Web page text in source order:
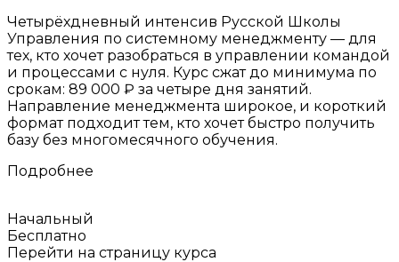
Четырёхдневный интенсив Русской Школы
Управления по системному менеджменту — для
тех, кто хочет разобраться в управлении командой
и процессами с нуля. Курс сжат до минимума по
срокам: 89 000 ₽ за четыре дня занятий.
Направление менеджмента широкое, и короткий
формат подходит тем, кто хочет быстро получить
базу без многомесячного обучения.
Подробнее
Начальный
Бесплатно
Перейти на страницу курса